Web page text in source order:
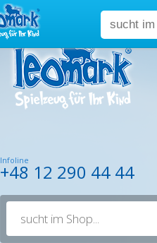
Infoline
+48 12 290 44 44